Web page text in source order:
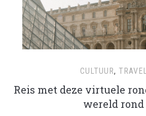
CULTUUR,
Reis met deze virtuele
wereld rond